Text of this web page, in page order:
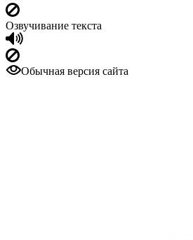
Озвучивание текста
Обычная версия сайта